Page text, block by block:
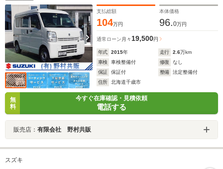
支払総額
104万円
本体価格
96.0万円
通常ローン 月々19,500円
年式 2015年 走行 2.6万km
車検
車検整備付 修復
なし
保証
保証付 整備
法定整備付
住所
北海道千歳市
無
料
今すぐ在庫確認・見積依頼
電話する
販売店： 有限会社 野村共販
スズキ